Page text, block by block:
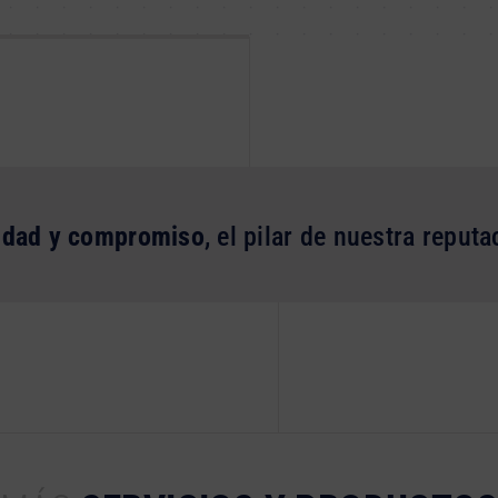
y compromiso, el pilar de nuestra